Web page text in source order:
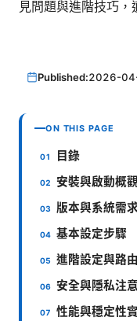
見問題與進階技巧，
Published:2026-
ON THIS PAGE
目錄
安裝與啟動概
版本與系統需求
基本設定步驟
進階設定與路
安全與隱私注
性能與穩定性